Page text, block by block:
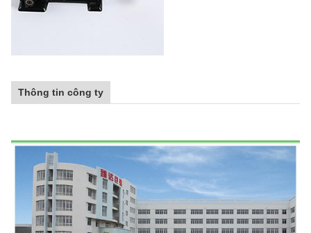
Thông tin công ty